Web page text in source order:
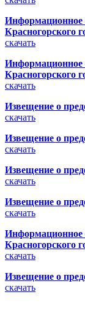
Информационное
Красногорского
скачать
Информационное
Красногорского
скачать
Извещение о
скачать
Извещение о
скачать
Извещение о
скачать
Извещение о
скачать
Информационное
Красногорского
скачать
Извещение о
скачать